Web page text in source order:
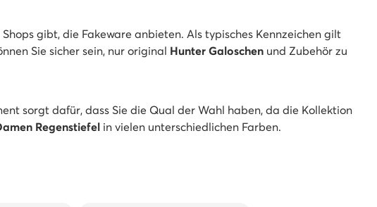
gibt, die Fakeware anbieten. Als typisches Kennzeichen gilt
Sie sicher sein, nur original Hunter Galoschen und Zubehör zu
sorgt dafür, dass Sie die Qual der Wahl haben, da die Kollektion
Regenstiefel in vielen unterschiedlichen Farben.